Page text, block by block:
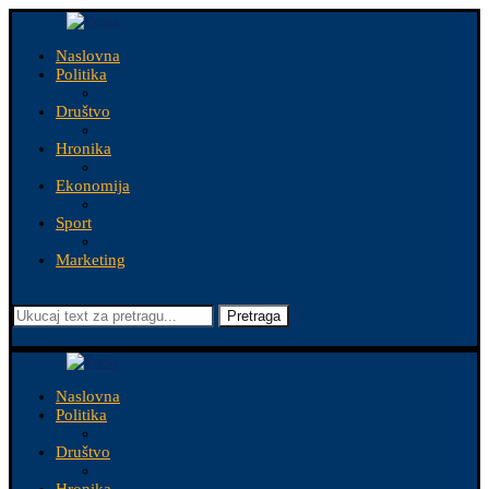
Naslovna
Politika
Društvo
Hronika
Ekonomija
Sport
Marketing
Pretraga
Naslovna
Politika
Društvo